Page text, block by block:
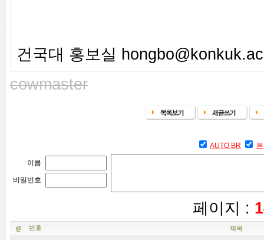
건국대 홍보실
cowmaster
AUTO BR
이름
비밀번호
페이지 :
@ 번호 제목